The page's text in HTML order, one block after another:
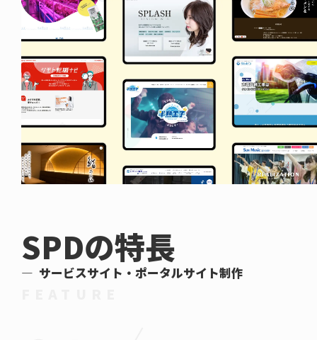
SPDの特長
サービスサイト・ポータルサイト制作